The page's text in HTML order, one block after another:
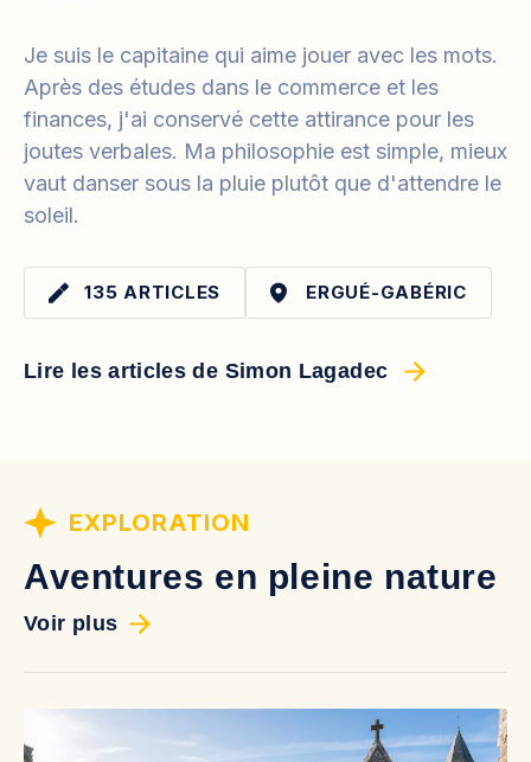
Je suis le capitaine qui aime jouer avec les mots.
Après des études dans le commerce et les
finances, j'ai conservé cette attirance pour les
joutes verbales. Ma philosophie est simple, mieux
vaut danser sous la pluie plutôt que d'attendre le
soleil.
135 ARTICLES ERGUÉ-GABÉRIC
Lire les articles de Simon Lagadec
Aventures en pleine nature
EXPLORATION
Voir plus